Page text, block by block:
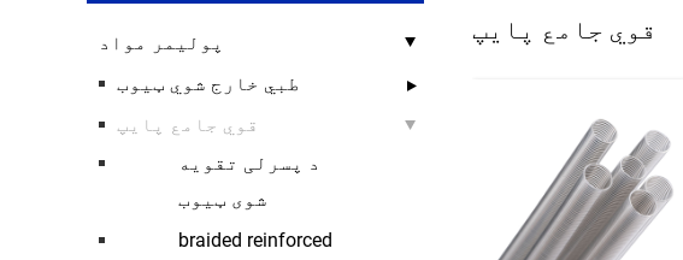
پولیمر مواد
طبي خارج شوي ټیوب
قوي جامع پایپ
د پسرلی تقویه
شوی ټیوب
braided reinforced
قوي جامع پایپ